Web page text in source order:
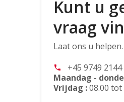
Kunt u
vraag
Laat ons u
phone +45 9749 2144
Maandag -
Vrijdag :08.00 tot